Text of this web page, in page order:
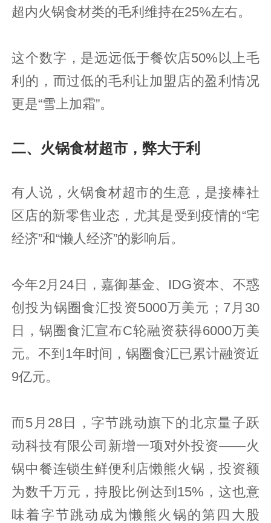
超内火锅食材类的毛利维持在25%左右。
这个数字，是远远低于餐饮店50%以上毛
利的，而过低的毛利让加盟店的盈利情况
更是“雪上加霜”。
二、火锅食材超市，弊大于利
有人说，火锅食材超市的生意，是接棒社
区店的新零售业态，尤其是受到疫情的“宅
经济”和“懒人经济”的影响后。
今年2月24日，嘉御基金、IDG资本、不惑
创投为锅圈食汇投资5000万美元；7月30
日，锅圈食汇宣布C轮融资获得6000万美
元。不到1年时间，锅圈食汇已累计融资近
9亿元。
而5月28日，字节跳动旗下的北京量子跃
动科技有限公司新增一项对外投资——火
锅中餐连锁生鲜便利店懒熊火锅，投资额
为数千万元，持股比例达到15%，这也意
味着字节跳动成为懒熊火锅的第四大股